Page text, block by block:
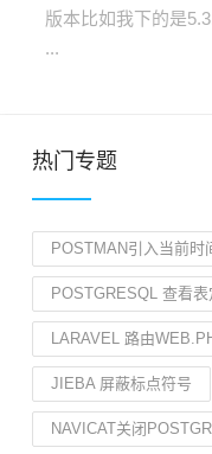
版本比如我下的是
...
热门专题
POSTMAN引入当前时
POSTGRESQL 查看
LARAVEL 路由
JIEBA 屏蔽标点符号
NAVICAT关闭